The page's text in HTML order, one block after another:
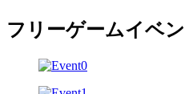
フリーゲームイベ